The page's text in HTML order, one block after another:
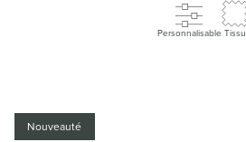
Personnalisable Tissu
Nouveauté